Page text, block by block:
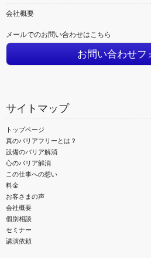
会社概要
メールでのお問い合わせはこちら
お問い合わせフ
サイトマップ
トップページ
真のバリアフリーとは？
設備のバリア解消
心のバリア解消
この仕事への想い
料金
お客さまの声
会社概要
個別相談
セミナー
講演依頼